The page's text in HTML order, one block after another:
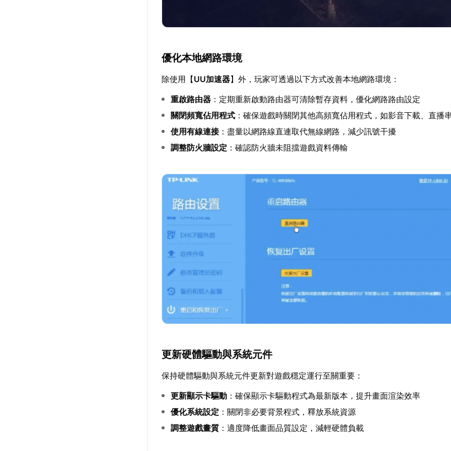
優化本地網路環境
除使用【UU加速器】外，玩家可透過以下方式改善本地網路環境：
重啟路由器 ：定期重新啟動路由器可清除暫存資料，優化網路路由設定
關閉頻寬佔用程式 ：確保遊戲時關閉其他高頻寬佔用程式，如影音下載、直播
使用有線連接：盡量以網路線直連取代無線網路，減少訊號干擾
調整防火牆設定 ：確認防火牆未阻擋遊戲資料傳輸
更新硬體驅動與系統元件
保持硬體驅動與系統元件更新對遊戲穩定運行至關重要：
更新顯示卡驅動 ：確保顯示卡驅動程式為最新版本，提升畫面渲染效率
優化系統設定 ：關閉非必要背景程式，釋放系統資源
調整遊戲畫質 ：適度降低畫面品質設定，減輕硬體負載